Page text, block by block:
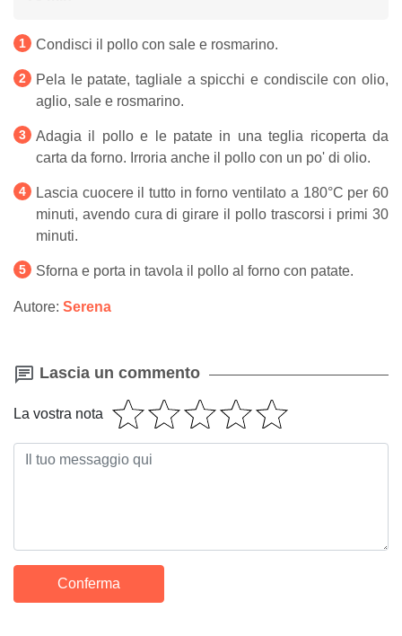
Condisci il pollo con sale e rosmarino.
Pela le patate, tagliale a spicchi e condiscile con olio,
aglio, sale e rosmarino.
Adagia il pollo e le patate in una teglia ricoperta da
carta da forno. Irroria anche il pollo con un po' di olio.
Lascia cuocere il tutto in forno ventilato a 180°C per 60
minuti, avendo cura di girare il pollo trascorsi i primi 30
minuti.
Sforna e porta in tavola il pollo al forno con patate.
Autore: Serena
Lascia un commento
La vostra nota